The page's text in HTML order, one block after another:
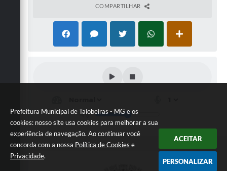
Prefeitura Municipal de Taiobeiras - MG e os
cookies: nosso site usa cookies para melhorar a sua
experiência de navegação. Ao continuar você
concorda com a nossa Política de Cookies e
Privacidade.
ACEITAR
PERSONALIZAR
COMPARTILHAR